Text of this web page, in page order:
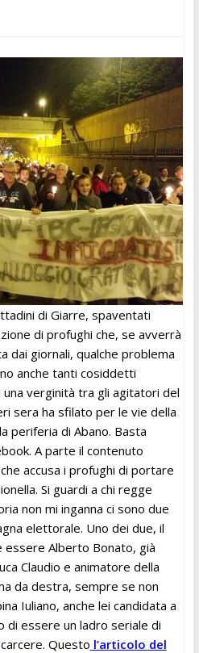
di Giarre, spaventati
di profughi che, se avverrà
dai giornali, qualche problema
anche tanti cosiddetti
una verginità tra gli agitatori del
sera ha sfilato per le vie della
periferia di Abano. Basta
A parte il contenuto
accusa i profughi di portare
Si guardi a chi regge
non mi inganna ci sono due
elettorale. Uno dei due, il
Alberto Bonato, già
Claudio e animatore della
da destra, sempre se non
Iuliano, anche lei candidata a
di essere un ladro seriale di
Questo l’articolo del